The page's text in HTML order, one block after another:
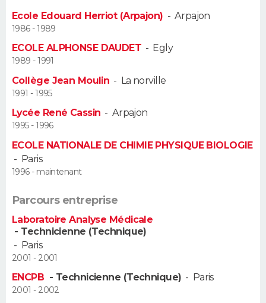
Alimentation
Guide de la santé
Maladies
Médicaments
Sommeil
VOYAGE
Destinations
City break
Voyage nature
Voyage de noces
Forum
Climat
+
PHOTO
GUIDES D'ACHAT
BONS PLANS
Carte de Noël
Carte Bonne année
Carte Saint-Valentin
Carte Pâques
Carte d'anniversaire
COPAINS D'AVANT
S'inscrire
Se connecter
Lycées
Collèges
Primaires
Universités
Entreprises
Service militaire
Avis de recherche
AVIS DE DÉCÈS
FORUM
Ecole Edouard Herriot (Arpajon) - Arpajon
1986 - 1989
ECOLE ALPHONSE DAUDET - Egly
1989 - 1991
Collège Jean Moulin - La norville
1991 - 1995
Lycée René Cassin - Arpajon
1995 - 1996
ECOLE NATIONALE DE CHIMIE PHYSIQUE BIOLOGIE
- Paris
1996 - maintenant
Parcours entreprise
Laboratoire Analyse Médicale
- Technicienne (Technique)
- Paris
2001 - 2001
ENCPB - Technicienne (Technique) - Paris
2001 - 2002